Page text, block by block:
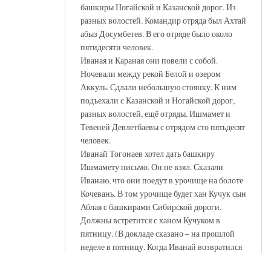
башкиры Ногайской и Казанской дорог. Из
разных волостей. Командир отряда был Ахтай
абыз Досумбетев. В его отряде было около
пятидесяти человек.
Иваная и Караная они повели с собой.
Ночевали между рекой Белой и озером
Аккуль. Сдлали небольшую стоянку. К ним
подъехали с Казанской и Ногайской дорог,
разных волостей, ещё отряды. Ишмамет и
Тевеней Девлетбаевы с отрядом сто пятьдесят
человек.
Иванай Тогонаев хотел дать башкиру
Ишмамету письмо. Он не взял. Сказали
Иванаю, что они поедут в урочище на болоте
Кочевань. В том урочище будет хан Кучук сын
Аблая с башкирами Сибирской дороги.
Должны встретится с ханом Кучуком в
пятницу. (В докладе сказано – на прошлой
неделе в пятницу. Когда Иванай возвратился